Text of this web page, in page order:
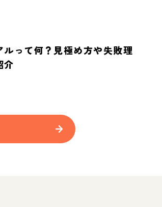
って何？見極め方や失敗理
介